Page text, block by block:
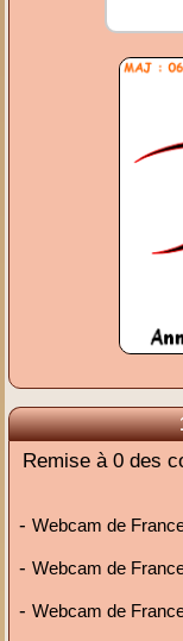
Remise à 0 des
-Webcam de
-Webcam de
-Webcam de